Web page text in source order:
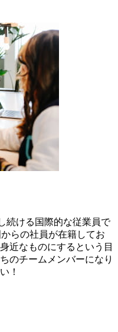
続ける国際的な従業員で
らの社員が在籍してお
近なものにするという目
のチームメンバーになり
！